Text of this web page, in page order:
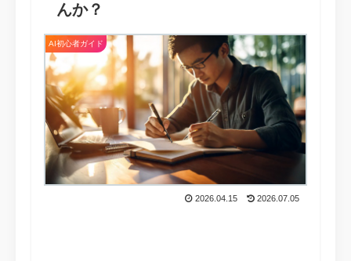
んか？
AI初心者ガイド
2026.04.15 2026.07.05